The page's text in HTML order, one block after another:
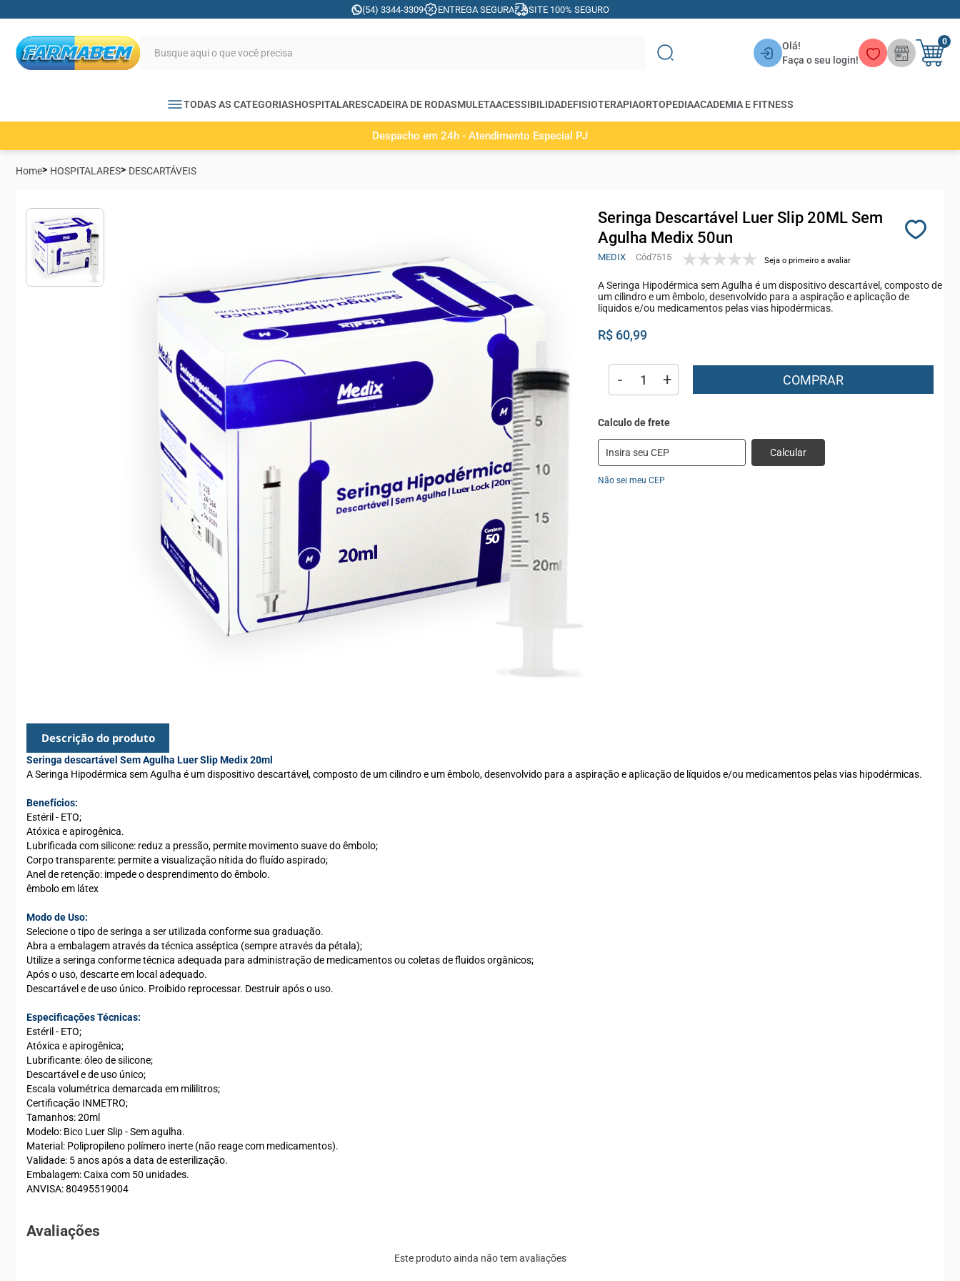
(54) 3344-3309 ENTREGA SEGURA SITE 100% SEGURO
Olá!
Faça o seu login!
0
TODAS AS CATEGORIASHOSPITALARESCADEIRA DE RODASMULETAACESSIBILIDADEFISIOTERAPIAORTOPEDIAACADEMIA E FITNESS
Despacho em 24h - Atendimento Especial PJ
Home HOSPITALARES DESCARTÁVEIS
Seringa Descartável Luer Slip 20ML Sem
Agulha Medix 50un
MEDIX 7515 Seja o primeiro a avaliar
A Seringa Hipodérmica sem Agulha é um dispositivo descartável, composto de
um cilindro e um êmbolo, desenvolvido para a aspiração e aplicação de
líquidos e/ou medicamentos pelas vias hipodérmicas.
R$ 60,99
- + COMPRAR
Calcular
Não sei meu CEP
Descrição do produto
Seringa descartável Sem Agulha Luer Slip Medix 20ml
A Seringa Hipodérmica sem Agulha é um dispositivo descartável, composto de um cilindro e um êmbolo, desenvolvido para a aspiração e aplicação de líquidos e/ou medicamentos pelas vias hipodérmicas.
Benefícios:
Estéril - ETO;
Atóxica e apirogênica.
Lubrificada com silicone: reduz a pressão, permite movimento suave do êmbolo;
Corpo transparente: permite a visualização nítida do fluído aspirado;
Anel de retenção: impede o desprendimento do êmbolo.
êmbolo em látex
Modo de Uso:
Selecione o tipo de seringa a ser utilizada conforme sua graduação.
Abra a embalagem através da técnica asséptica (sempre através da pétala);
Utilize a seringa conforme técnica adequada para administração de medicamentos ou coletas de fluidos orgânicos;
Após o uso, descarte em local adequado.
Descartável e de uso único. Proibido reprocessar. Destruir após o uso.
Especificações Técnicas:
Estéril - ETO;
Atóxica e apirogênica;
Lubrificante: óleo de silicone;
Descartável e de uso único;
Escala volumétrica demarcada em mililitros;
Certificação INMETRO;
Tamanhos: 20ml
Modelo: Bico Luer Slip - Sem agulha.
Material: Polipropileno polímero inerte (não reage com medicamentos).
Validade: 5 anos após a data de esterilização.
Embalagem: Caixa com 50 unidades.
ANVISA: 80495519004
Avaliações
Este produto ainda não tem avaliações